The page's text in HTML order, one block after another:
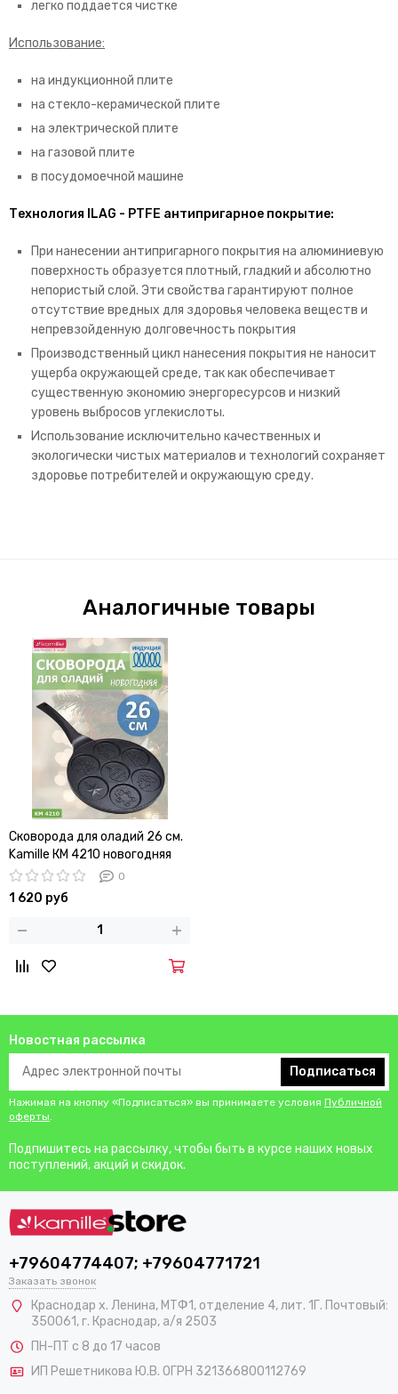
легко поддается чистке
Использование:
на индукционной плите
на стекло-керамической плите
на электрической плите
на газовой плите
в посудомоечной машине
Технология ILAG - PTFE антипригарное покрытие:
При нанесении антипригарного покрытия на алюминиевую
поверхность образуется плотный, гладкий и абсолютно
непористый слой. Эти свойства гарантируют полное
отсутствие вредных для здоровья человека веществ и
непревзойденную долговечность покрытия
Производственный цикл нанесения покрытия не наносит
ущерба окружающей среде, так как обеспечивает
существенную экономию энергоресурсов и низкий
уровень выбросов углекислоты.
Использование исключительно качественных и
экологически чистых материалов и технологий сохраняет
здоровье потребителей и окружающую среду.
Аналогичные товары
Сковорода для оладий 26 см.
Kamille КМ 4210 новогодняя
0
1 620 руб
Новостная рассылка
Подписаться
Нажимая на кнопку «Подписаться» вы принимаете условия Публичной
оферты.
Подпишитесь на рассылку, чтобы быть в курсе наших новых
поступлений, акций и скидок.
+79604774407; +79604771721
Заказать звонок
Краснодар х. Ленина, МТФ1, отделение 4, лит. 1Г. Почтовый:
350061, г. Краснодар, а/я 2503
ПН-ПТ с 8 до 17 часов
ИП Решетникова Ю.В. ОГРН 321366800112769